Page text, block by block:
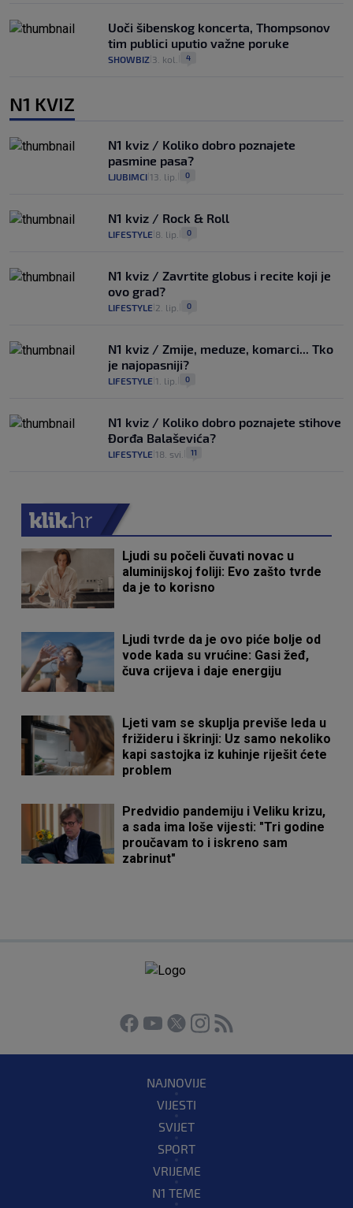
Uoči šibenskog koncerta, Thompsonov
tim publici uputio važne poruke
SHOWBIZ 3. kol. 4
N1 KVIZ
N1 kviz / Koliko dobro poznajete
pasmine pasa?
LJUBIMCI 13. lip. 0
N1 kviz / Rock & Roll
LIFESTYLE 8. lip. 0
N1 kviz / Zavrtite globus i recite koji je
ovo grad?
LIFESTYLE 2. lip. 0
N1 kviz / Zmije, meduze, komarci... Tko
je najopasniji?
LIFESTYLE 1. lip. 0
N1 kviz / Koliko dobro poznajete stihove
Đorđa Balaševića?
LIFESTYLE 18. svi. 11
Ljudi su počeli čuvati novac u
aluminijskoj foliji: Evo zašto tvrde
da je to korisno
Ljudi tvrde da je ovo piće bolje od
vode kada su vrućine: Gasi žeđ,
čuva crijeva i daje energiju
Ljeti vam se skuplja previše leda u
frižideru i škrinji: Uz samo nekoliko
kapi sastojka iz kuhinje riješit ćete
problem
Predvidio pandemiju i Veliku krizu,
a sada ima loše vijesti: "Tri godine
proučavam to i iskreno sam
zabrinut"
NAJNOVIJE
VIJESTI
SVIJET
SPORT
VRIJEME
N1 TEME